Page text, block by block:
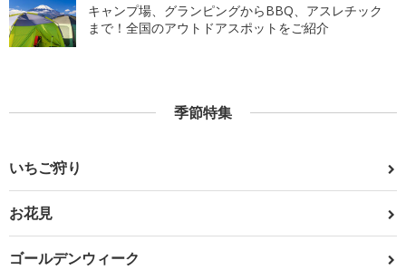
キャンプ場、グランピングからBBQ、アスレチック
まで！全国のアウトドアスポットをご紹介
季節特集
いちご狩り
お花見
ゴールデンウィーク